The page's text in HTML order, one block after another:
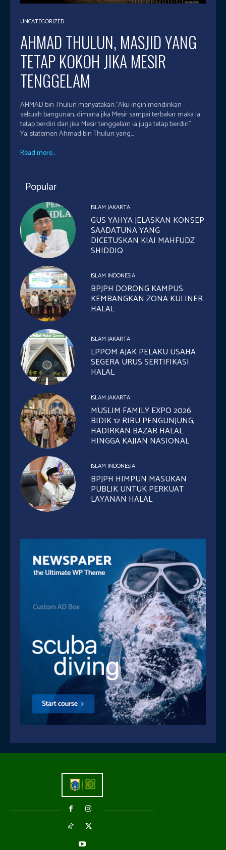
UNCATEGORIZED
AHMAD THULUN, MASJID YANG
TETAP KOKOH JIKA MESIR
TENGGELAM
AHMAD bin Thulun menyatakan,”Aku ingin mendirikan
sebuah bangunan, dimana jika Mesir sampai terbakar maka ia
tetap berdiri dan jika Mesir tenggelam ia juga tetap berdiri”.
Ya, statemen Ahmad bin Thulun yang...
Read more...
Popular
ISLAM JAKARTA
GUS YAHYA JELASKAN KONSEP
SAADATUNA YANG
DICETUSKAN KIAI MAHFUDZ
SHIDDIQ
ISLAM INDONESIA
BPJPH DORONG KAMPUS
KEMBANGKAN ZONA KULINER
HALAL
ISLAM JAKARTA
LPPOM AJAK PELAKU USAHA
SEGERA URUS SERTIFIKASI
HALAL
ISLAM JAKARTA
MUSLIM FAMILY EXPO 2026
BIDIK 12 RIBU PENGUNJUNG,
HADIRKAN BAZAR HALAL
HINGGA KAJIAN NASIONAL
ISLAM INDONESIA
BPJPH HIMPUN MASUKAN
PUBLIK UNTUK PERKUAT
LAYANAN HALAL